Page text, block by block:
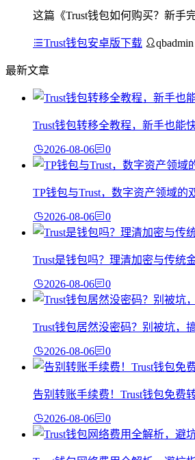
这篇《Trust钱包如何购买？新手
Trust钱包安卓版下载 qbadmin
最新文章
Trust钱包转移全教程，新手也能
2026-08-06 0
TP钱包与Trust，数字资产领域的
2026-08-06 0
Trust是钱包吗？理清加密与传统
2026-08-06 0
Trust钱包居然没密码？别被坑，
2026-08-06 0
告别转账手续费！Trust钱包免费
2026-08-06 0